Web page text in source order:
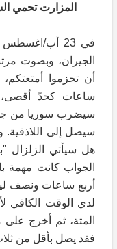
المزارت تحمي
الجيران، وبصوت
أن تحزموا
ساعات كحدّ أقصى،
سيضرب سوريا من
سيصل إلى اللاذقية.
هل سيأتي الزلزال
الجواب كانت مهمة
أربع ساعات ونصف
لدي الوقت الكافي
المتة، ثم أخرج
فقد يصل بأقل من